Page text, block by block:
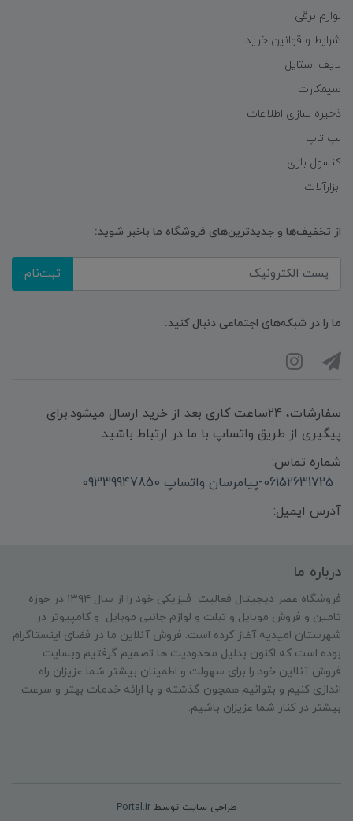
لوازم برقی
شرایط و قوانین خرید
لایف استایل
سیمکارت
ذخیره سازی اطلاعات
لپ تاپ
کنسول بازی
ابزارآلات
از تخفیف‌ها و جدیدترین‌های فروشگاه ما باخبر شوید:
ثبت‌نام
ما را در شبکه‌های اجتماعی دنبال کنید:
سفارشات، 24ساعت کاری بعد از خرید ارسال میشود.برای
پیگیری از طریق واتساپ با ما در ارتباط باشید
شماره تماس:
06152631725-پیامرسان واتساپ 09339947850
آدرس ایمیل:
درباره ما
فروشگاه عصر دیجیتال فعالیت فیزیکی خود را از سال ۱۳۹۴ در حوزه
تامین و‌ فروش موبایل و تبلت و لوازم جانبی موبایل و کامپیوتر در
شهرستان امیدیه آغاز کرده است. فروش آنلاین ما در فضای اینستاگرام
بوده است که اکنون بدلیل محدودیت ها تصمیم گرفتیم وبسایت
فروش آنلاین خود را برای سهولت و اطمینان بیشتر شما عزیزان راه
اندازی کنیم و بتوانیم همچون گذشته و با ارائه خدمات بهتر و سرعت
بیشتر در کنار شما عزیزان باشیم.
طراحی سایت توسطPortal.ir